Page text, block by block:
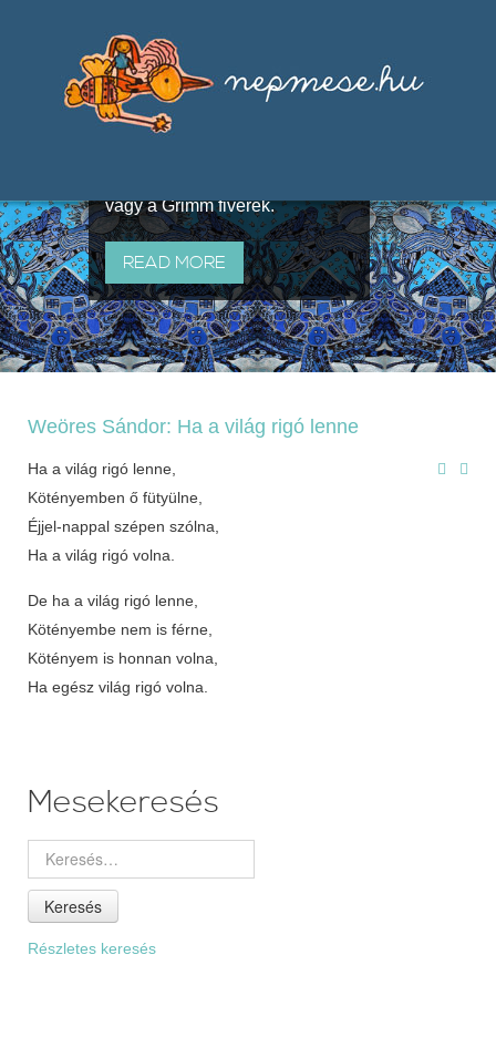
útján terjedő elbeszélésekből,
melyeket olyan ismert gyűjtők
állítottak össze, mint Benedek
vagy a Grimm fivérek.
READ MORE
Weöres Sándor: Ha a világ rigó lenne
Ha a világ rigó lenne,
Kötényemben ő fütyülne,
Éjjel-nappal szépen szólna,
Ha a világ rigó volna.
De ha a világ rigó lenne,
Kötényembe nem is férne,
Kötényem is honnan volna,
Ha egész világ rigó volna.
Mesekeresés
Keresés
Részletes keresés